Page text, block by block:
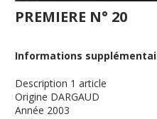
PREMIERE N° 20
Informations
Description 1 article
Origine DARGAUD
Année 2003